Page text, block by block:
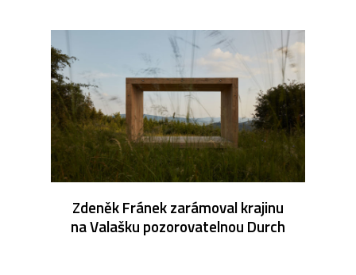
Zdeněk Fránek zarámoval krajinu
na Valašku pozorovatelnou Durch